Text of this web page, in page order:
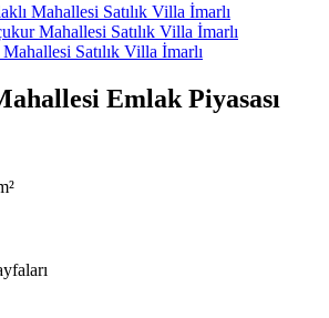
Mahallesi Satılık Villa İmarlı
Mahallesi Satılık Villa İmarlı
Satılık Villa İmarlı
Emlak Piyasası